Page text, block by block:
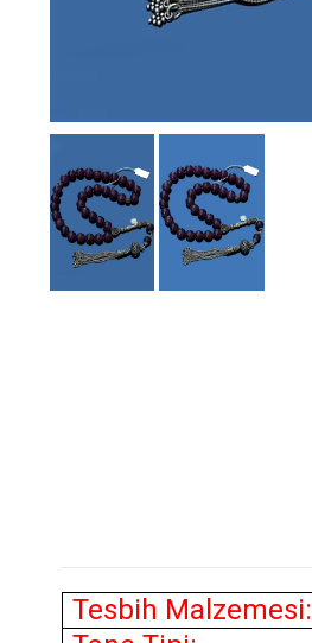
Tesbih Malzemesi: